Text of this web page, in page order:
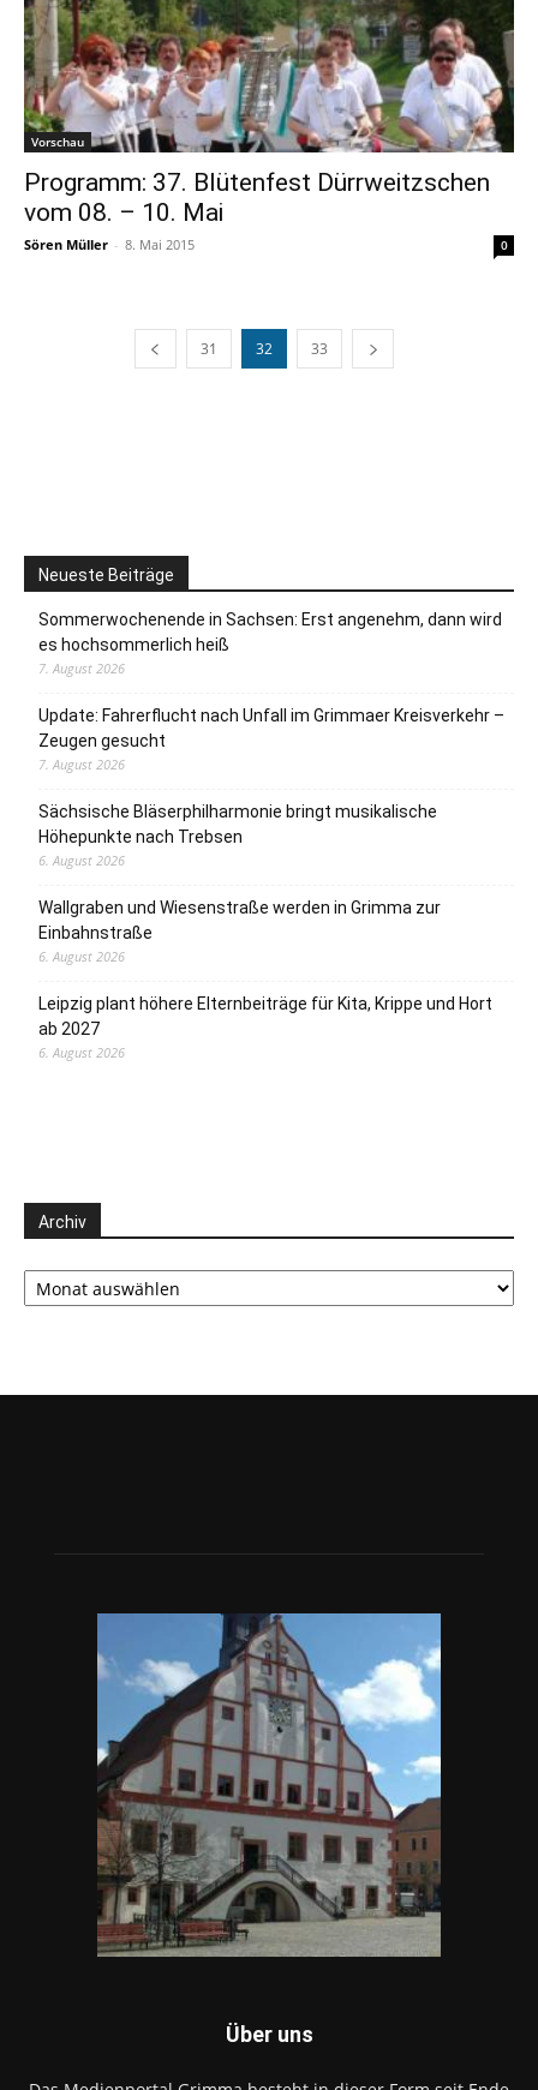
Vorschau
Programm: 37. Blütenfest Dürrweitzschen
vom 08. – 10. Mai
Sören Müller - 8. Mai 2015 0
31 32 33
Neueste Beiträge
Sommerwochenende in Sachsen: Erst angenehm, dann wird
es hochsommerlich heiß
7. August 2026
Update: Fahrerflucht nach Unfall im Grimmaer Kreisverkehr –
Zeugen gesucht
7. August 2026
Sächsische Bläserphilharmonie bringt musikalische
Höhepunkte nach Trebsen
6. August 2026
Wallgraben und Wiesenstraße werden in Grimma zur
Einbahnstraße
6. August 2026
Leipzig plant höhere Elternbeiträge für Kita, Krippe und Hort
ab 2027
6. August 2026
Archiv
Archiv
Über uns